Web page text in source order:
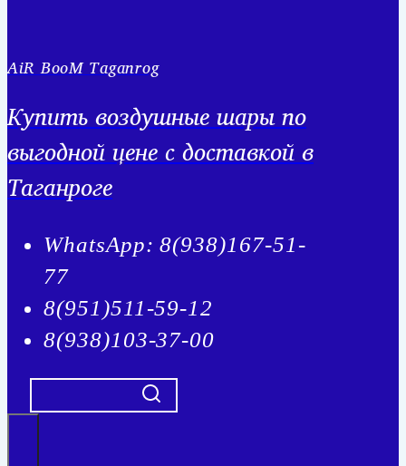
AiR BooM Taganrog
Купить воздушные шары по
выгодной цене с доставкой в
Таганроге
WhatsApp: 8(938)167-51-
77
8(951)511-59-12
8(938)103-37-00